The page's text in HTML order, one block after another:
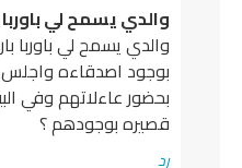
والدي يسمح لي باوربا
والدي يسمح لي باوربا بارتداء
بوجود اصدقاءه واجلس مع
بحضور عاءلاتهم وفي البيت
قصيره بوجودهم ؟